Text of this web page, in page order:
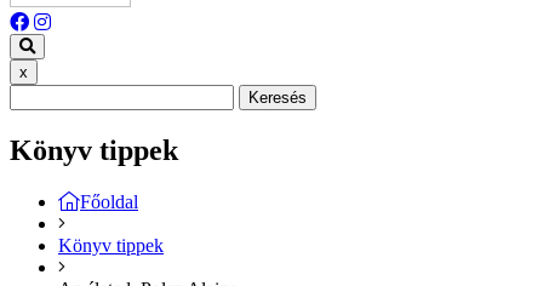
x
Keresés
Könyv tippek
Főoldal
Könyv tippek